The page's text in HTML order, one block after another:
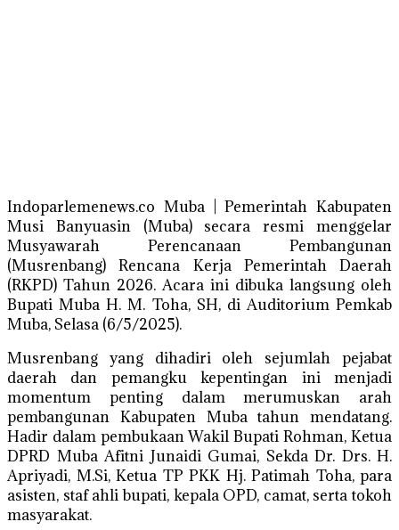
Indoparlemenews.co Muba | Pemerintah Kabupaten
Musi Banyuasin (Muba) secara resmi menggelar
Musyawarah Perencanaan Pembangunan
(Musrenbang) Rencana Kerja Pemerintah Daerah
(RKPD) Tahun 2026. Acara ini dibuka langsung oleh
Bupati Muba H. M. Toha, SH, di Auditorium Pemkab
Muba, Selasa (6/5/2025).
Musrenbang yang dihadiri oleh sejumlah pejabat
daerah dan pemangku kepentingan ini menjadi
momentum penting dalam merumuskan arah
pembangunan Kabupaten Muba tahun mendatang.
Hadir dalam pembukaan Wakil Bupati Rohman, Ketua
DPRD Muba Afitni Junaidi Gumai, Sekda Dr. Drs. H.
Apriyadi, M.Si, Ketua TP PKK Hj. Patimah Toha, para
asisten, staf ahli bupati, kepala OPD, camat, serta tokoh
masyarakat.